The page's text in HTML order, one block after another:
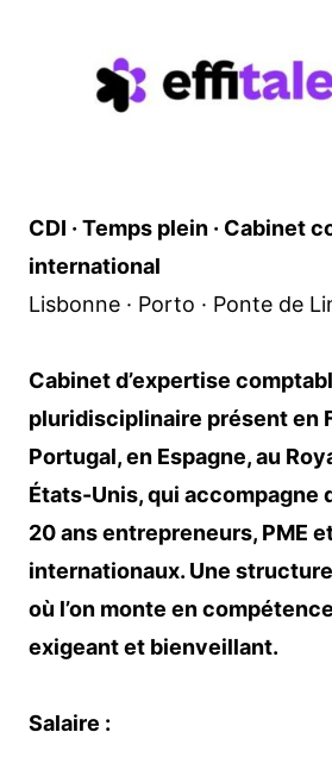
CDI · Temps plein · Cabinet
international
Lisbonne · Porto · Ponte de
Cabinet d’expertise
pluridisciplinaire présent en
Portugal, en Espagne, au
États-Unis, qui accompagne
20 ans entrepreneurs, PME
internationaux. Une
où l’on monte en
exigeant et bienveillant.
Salaire :